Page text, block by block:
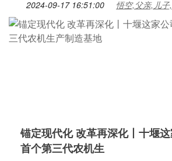
2024-09-17 16:51:00 悟空,父亲,儿
锚定现代化 改革再深化丨十堰
首个第三代农机生